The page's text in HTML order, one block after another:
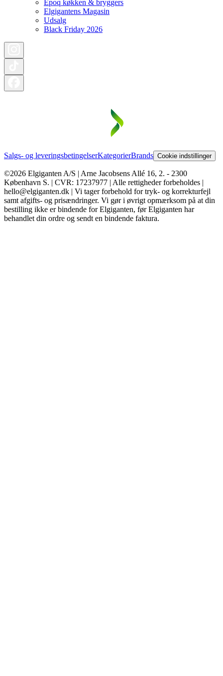
Epoq køkken & bryggers
Elgigantens Magasin
Udsalg
Black Friday 2026
Salgs- og leveringsbetingelserKategorierBrands Cookie indstillinger
©2026 Elgiganten A/S | Arne Jacobsens Allé 16, 2. - 2300
København S. | CVR: 17237977 | Alle rettigheder forbeholdes |
hello@elgiganten.dk | Vi tager forbehold for tryk- og korrekturfejl
samt afgifts- og prisændringer. Vi gør i øvrigt opmærksom på at din
bestilling ikke er bindende for Elgiganten, før Elgiganten har
behandlet din ordre og sendt en bindende faktura.